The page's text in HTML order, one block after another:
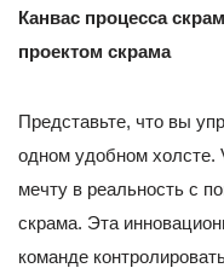
Канвас процесса
проектом скрама
Представьте, что вы
одном удобном холсте.
мечту в реальность с
скрама. Эта
команде